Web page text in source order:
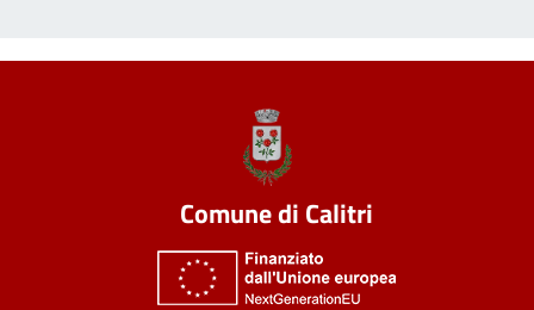
Comune di Calitri